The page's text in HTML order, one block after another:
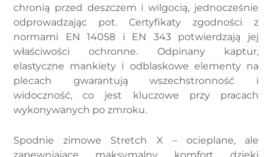
chronią przed deszczem i wilgocią, jednocześnie
odprowadzając pot. Certyfikaty zgodności z
normami EN 14058 i EN 343 potwierdzają jej
właściwości ochronne. Odpinany kaptur,
elastyczne mankiety i odblaskowe elementy na
plecach gwarantują wszechstronność i
widoczność, co jest kluczowe przy pracach
wykonywanych po zmroku.
Spodnie zimowe Stretch X – ocieplane, ale